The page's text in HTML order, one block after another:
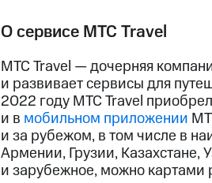
О сервисе МТС Travel
МТС Travel — дочерняя
и развивает сервисы для
2022 году МТС Travel
и в мобильном приложении
и за рубежом, в том числе в
Армении, Грузии, Казахстане,
и зарубежное, можно картами